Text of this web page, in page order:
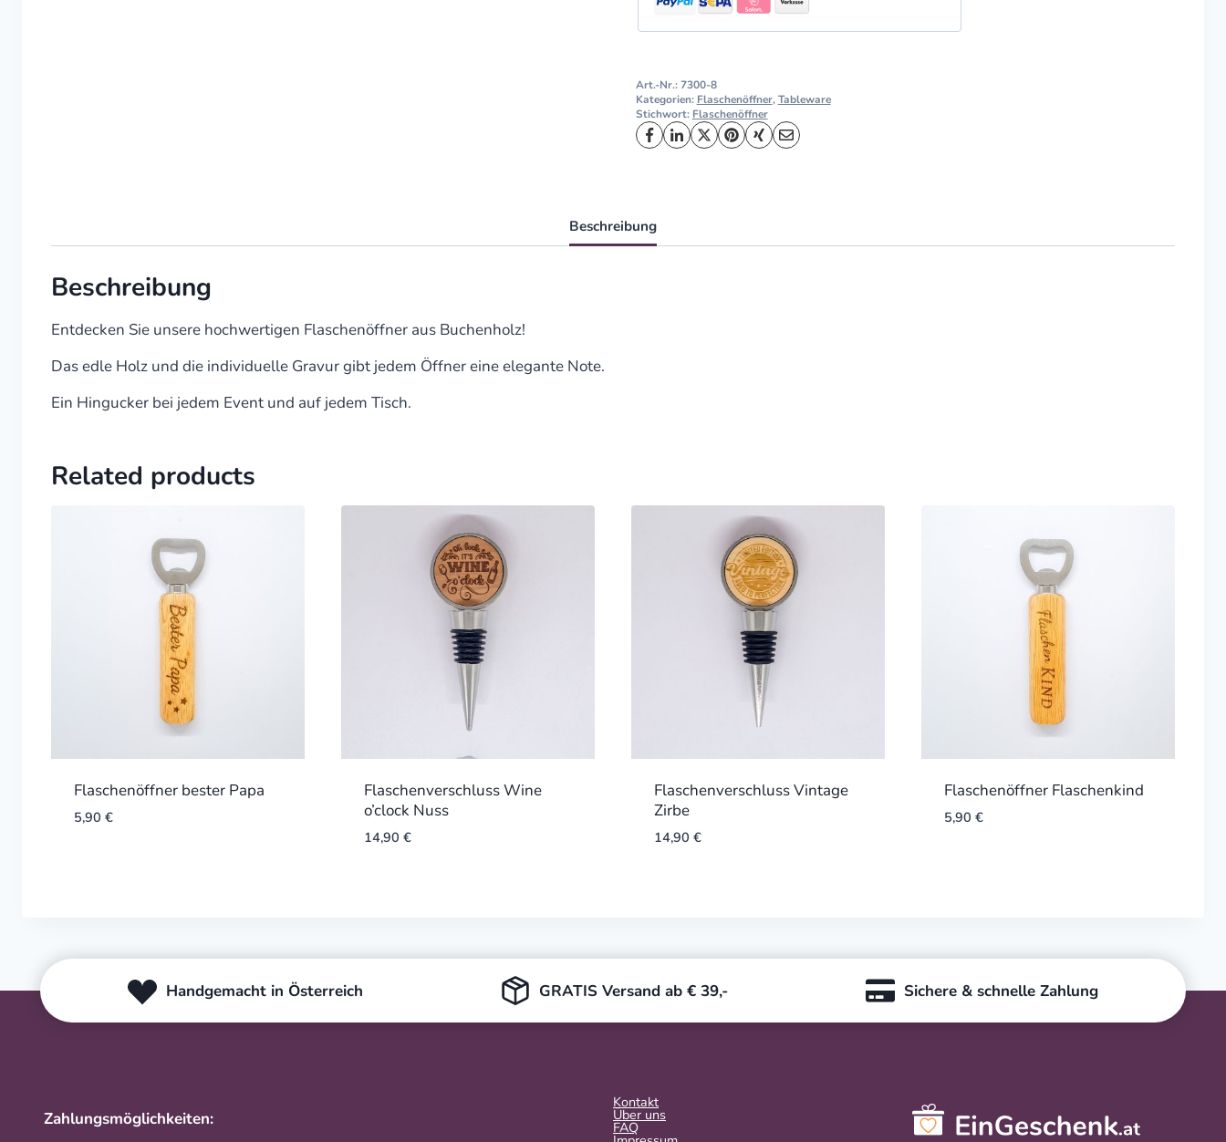
Art.-Nr.:7300-8
Kategorien: Flaschenöffner,Tableware
Stichwort: Flaschenöffner
Beschreibung
Beschreibung
Entdecken Sie unsere hochwertigen Flaschenöffner aus Buchenholz!
Das edle Holz und die individuelle Gravur gibt jedem Öffner eine elegante Note.
Ein Hingucker bei jedem Event und auf jedem Tisch.
Related products
Flaschenöffner bester Papa
5,90 €
Flaschenverschluss Wine
o’clock Nuss
14,90 €
Flaschenverschluss Vintage
Zirbe
14,90 €
Flaschenöffner Flaschenkind
5,90 €
Handgemacht in Österreich GRATIS Versand ab € 39,- Sichere & schnelle Zahlung
Zahlungsmöglichkeiten:
Kontakt
Über uns
FAQ